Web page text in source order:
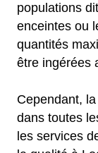
populations
enceintes ou
quantités
être ingérées
Cependant,
dans toutes
les services